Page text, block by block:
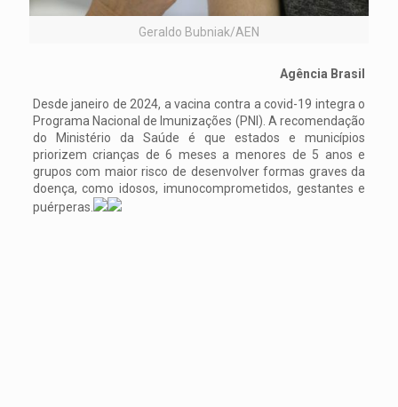
Geraldo Bubniak/AEN
Agência Brasil
Desde janeiro de 2024, a vacina contra a covid-19 integra o
Programa Nacional de Imunizações (PNI). A recomendação
do Ministério da Saúde é que estados e municípios
priorizem crianças de 6 meses a menores de 5 anos e
grupos com maior risco de desenvolver formas graves da
doença, como idosos, imunocomprometidos, gestantes e
puérperas.